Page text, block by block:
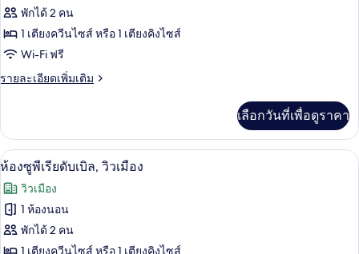
น,
วิว
เมือง
ของ
ห้อง
ดี
ลัก
ดับเบิล,
วิว
เมือง
พักได้ 2 คน
1 เตียงควีนไซส์ หรือ 1 เตียงคิงไซส์
Wi-Fi ฟรี
รายละเอียดเพิ่มเติม
ราย
เกี่ยว
กับ
ห้อง
ลัก
ซ์
ดับเบิล,
วิว
เมือง
เลือกวันที่เพื่อดูราคา
เปิด
ภาพถ่าย
ทั้งหมด
ของ
เครื่องนอนป้องกันสารก่อภูมิแพ้, มินิบา
8
ห้องซูพีเรียดับเบิล, วิวเมือง
วิวเมือง
1 ห้องนอน
พักได้ 2 คน
1 เตียงควีนไซส์ หรือ 1 เตียงคิงไซส์